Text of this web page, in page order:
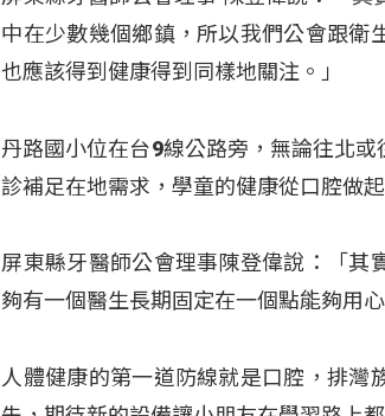
中在少數幾個鄉鎮，所以我們公會跟衛
也應該得到健康得到同樣地關注。」
丹路國小位在台9線公路旁，無論往北
診補足在地需求，學童的健康從口腔做起
屏東縣牙醫師公會理事陳登偉說：「其
夠有一個醫生長期固定在一個點能夠用
人體健康的第一道防線就是口腔，排灣